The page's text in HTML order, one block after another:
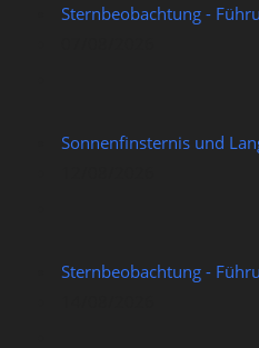
Sternbeobachtung -
Sonnenfinsternis und
Sternbeobachtung -